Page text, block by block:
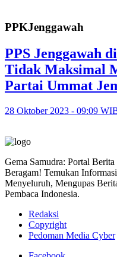
PPKJenggawah
PPS Jenggawah
Tidak Maksimal
Partai Ummat
28 Oktober 2023 - 09:09
Gema Samudra: Portal
Beragam! Temukan
Menyeluruh, Mengupas
Pembaca Indonesia.
Redaksi
Copyright
Pedoman Media Cyber